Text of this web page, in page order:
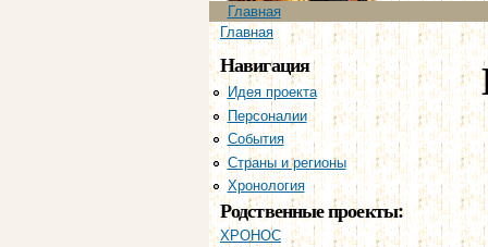
Главное меню
Главная
Вы здесь
Главная
Навигация
Идея проекта
Персоналии
События
Страны и регионы
Хронология
Родственные проекты:
ХРОНОС